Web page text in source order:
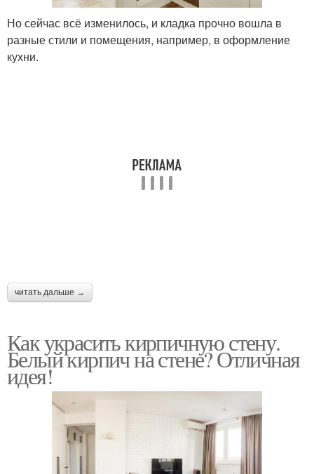
Но сейчас всё изменилось, и кладка прочно вошла в
разные стили и помещения, например, в оформление
кухни.
читать дальше →
Как украсить кирпичную стену.
Белый кирпич на стене? Отличная
идея!